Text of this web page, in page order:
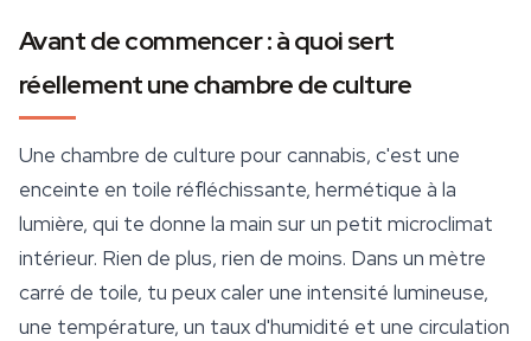
Avant de commencer : à quoi sert
réellement une chambre de culture
Une chambre de culture pour cannabis, c'est une
enceinte en toile réfléchissante, hermétique à la
lumière, qui te donne la main sur un petit microclimat
intérieur. Rien de plus, rien de moins. Dans un mètre
carré de toile, tu peux caler une intensité lumineuse,
une température, un taux d'humidité et une circulation